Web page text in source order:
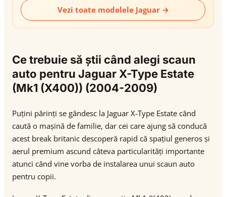
Vezi toate modelele Jaguar →
Ce trebuie să știi când alegi scaun
auto pentru Jaguar X-Type Estate
(Mk1 (X400)) (2004-2009)
Puțini părinți se gândesc la Jaguar X-Type Estate când
caută o mașină de familie, dar cei care ajung să conducă
acest break britanic descoperă rapid că spațiul generos și
aerul premium ascund câteva particularități importante
atunci când vine vorba de instalarea unui scaun auto
pentru copii.